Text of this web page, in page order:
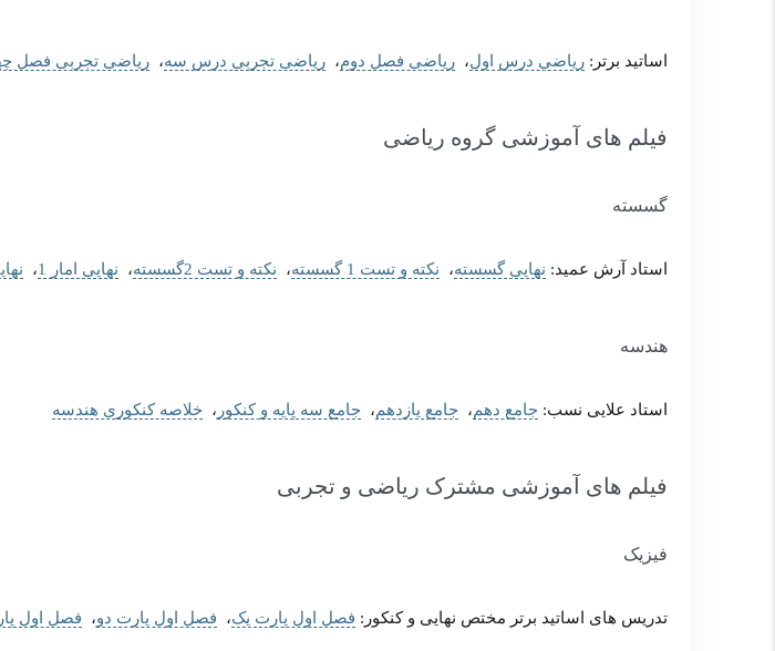
اساتید برتر: ریاضی درس اول، ریاضی فصل دوم، ریاضی تجربی درس سه، ریاضی تجربی فصل
فیلم های آموزشی گروه ریاضی
گسسته
استاد آرش عمید: نهایی گسسته، نکته و تست 1 گسسته ، نکته و تست 2گسسته ، نهایی امار 1 ،
هندسه
استاد علایی نسب: جامع دهم، جامع یازدهم، جامع سه پایه و کنکور ، خلاصه کنکوری هندسه
فیلم های آموزشی مشترک ریاضی و تجربی
فیزیک
تدریس های اساتید برتر مختص نهایی و کنکور: فصل اول پارت یک، فصل اول پارت دو، فصل اول